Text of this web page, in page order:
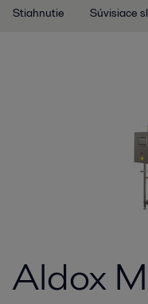
Stiahnutie Súvisiace
Aldox